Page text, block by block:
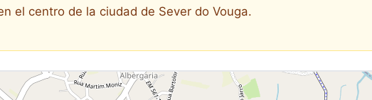
el centro de la ciudad de Sever do Vouga.